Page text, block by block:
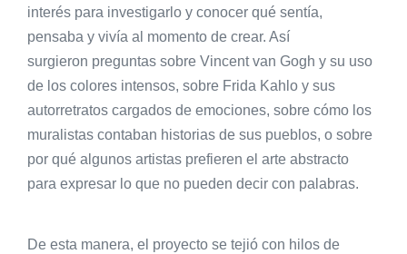
interés para investigarlo y conocer qué sentía,
pensaba y vivía al momento de crear. Así
surgieron preguntas sobre Vincent van Gogh y su uso
de los colores intensos, sobre Frida Kahlo y sus
autorretratos cargados de emociones, sobre cómo los
muralistas contaban historias de sus pueblos, o sobre
por qué algunos artistas prefieren el arte abstracto
para expresar lo que no pueden decir con palabras.
De esta manera, el proyecto se tejió con hilos de